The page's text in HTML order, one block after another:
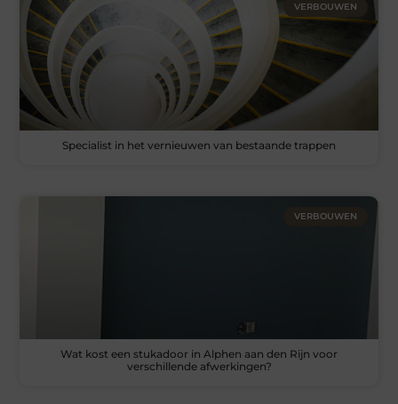
VERBOUWEN
Specialist in het vernieuwen van bestaande trappen
VERBOUWEN
Wat kost een stukadoor in Alphen aan den Rijn voor
verschillende afwerkingen?